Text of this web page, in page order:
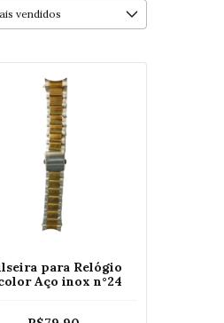
para Relógio
Aço inox n°24